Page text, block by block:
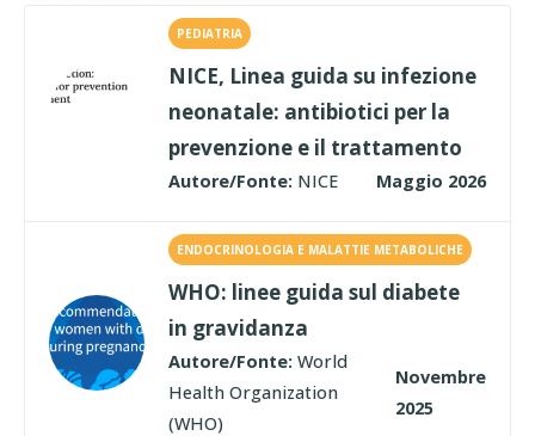
PEDIATRIA
NICE, Linea guida su infezione
neonatale: antibiotici per la
prevenzione e il trattamento
Autore/Fonte: NICE Maggio 2026
ENDOCRINOLOGIA E MALATTIE METABOLICHE
WHO: linee guida sul diabete
in gravidanza
Autore/Fonte: World
Health Organization
(WHO)
Novembre
2025